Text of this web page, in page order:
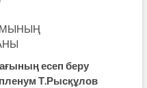
есеп беру
Т.Рысқұлов